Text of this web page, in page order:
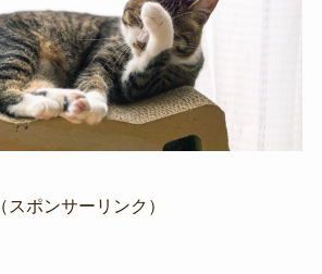
（スポンサーリンク）